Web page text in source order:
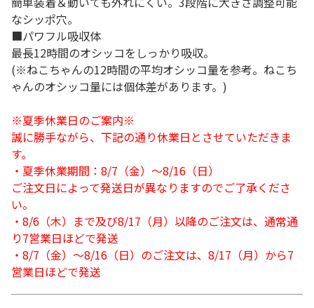
なシッポ穴。
■パワフル吸収体
最長12時間のオシッコをしっかり吸収。
(※ねこちゃんの12時間の平均オシッコ量を参考。ねこち
ゃんのオシッコ量には個体差があります。)
※夏季休業日のご案内※
誠に勝手ながら、下記の通り休業日とさせていただきま
す。
・夏季休業期間：8/7（金）～8/16（日）
ご注文日によって発送日が異なりますのでご了承くださ
い。
・8/6（木）まで及び8/17（月）以降のご注文は、通常通
り7営業日ほどで発送
・8/7（金）～8/16（日）のご注文は、8/17（月）から7
営業日ほどで発送